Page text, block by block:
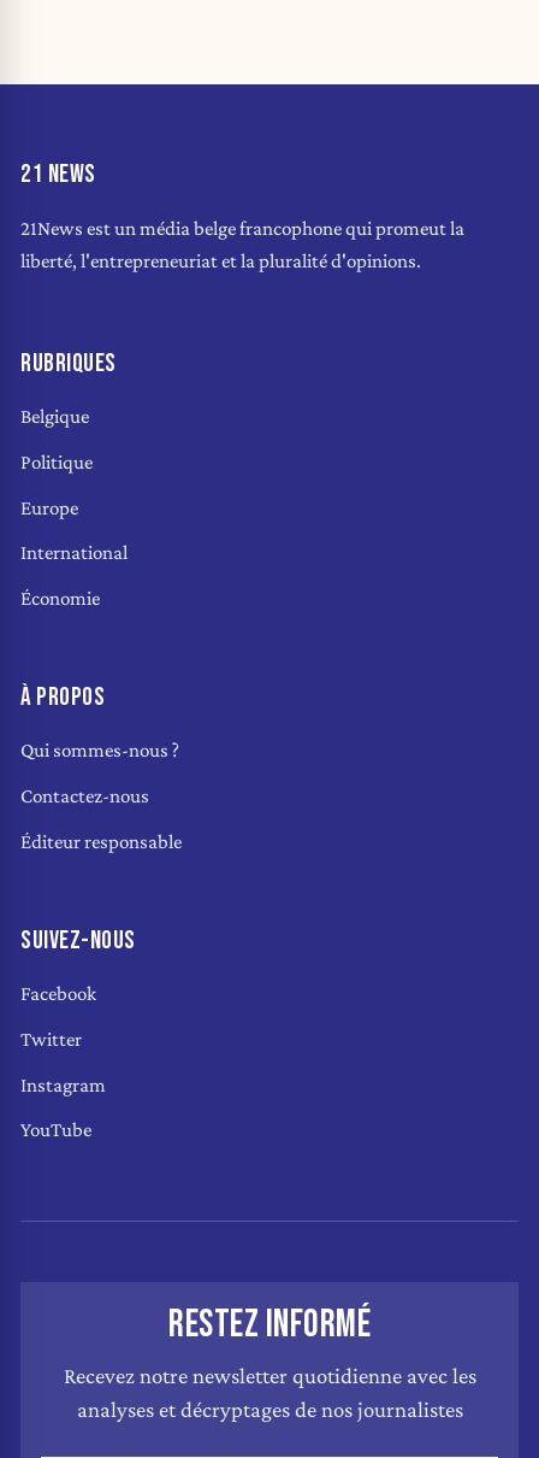
21 NEWS
21News est un média belge francophone qui promeut la
liberté, l'entrepreneuriat et la pluralité d'opinions.
RUBRIQUES
Belgique
Politique
Europe
International
Économie
À PROPOS
Qui sommes-nous ?
Contactez-nous
Éditeur responsable
SUIVEZ-NOUS
Facebook
Twitter
Instagram
YouTube
RESTEZ INFORMÉ
Recevez notre newsletter quotidienne avec les
analyses et décryptages de nos journalistes